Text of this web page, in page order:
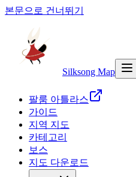
본문으로 건너뛰기
Silksong Map
팔룸 아틀라스
가이드
지역 지도
카테고리
보스
지도 다운로드